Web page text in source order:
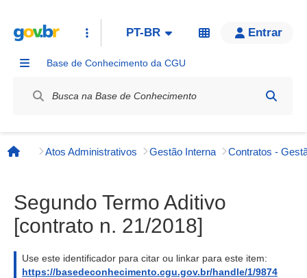
PT-BR Entrar
Base de Conhecimento da CGU
Página inicial
Atos Administrativos Gestão Interna Contratos -
Segundo Termo Aditivo
[contrato n. 21/2018]
Use este identificador para citar ou linkar para este item:
https://basedeconhecimento.cgu.gov.br/handle/1/9874